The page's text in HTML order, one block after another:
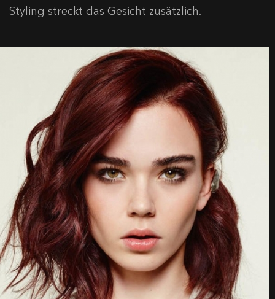
Styling streckt das Gesicht zusätzlich.